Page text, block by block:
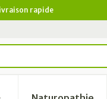
rapide